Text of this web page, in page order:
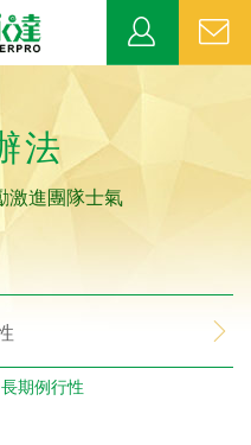
法
激進團隊士氣
期例行性